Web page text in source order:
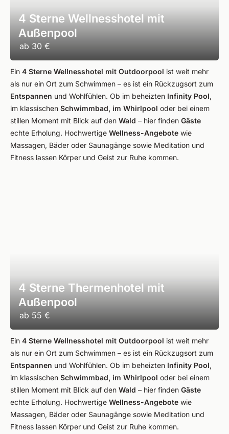
4 Sterne Wellnesshotel mit
Außenpool
ab 30 €
Ein 4 Sterne Wellnesshotel mit Outdoorpool ist weit mehr
als nur ein Ort zum Schwimmen – es ist ein Rückzugsort zum
Entspannen und Wohlfühlen. Ob im beheizten Infinity Pool,
im klassischen Schwimmbad, im Whirlpool oder bei einem
stillen Moment mit Blick auf den Wald – hier finden Gäste
echte Erholung. Hochwertige Wellness-Angebote wie
Massagen, Bäder oder Saunagänge sowie Meditation und
Fitness lassen Körper und Geist zur Ruhe kommen.
4 Sterne Thermenhotel mit
Außenpool
ab 55 €
Ein 4 Sterne Wellnesshotel mit Outdoorpool ist weit mehr
als nur ein Ort zum Schwimmen – es ist ein Rückzugsort zum
Entspannen und Wohlfühlen. Ob im beheizten Infinity Pool,
im klassischen Schwimmbad, im Whirlpool oder bei einem
stillen Moment mit Blick auf den Wald – hier finden Gäste
echte Erholung. Hochwertige Wellness-Angebote wie
Massagen, Bäder oder Saunagänge sowie Meditation und
Fitness lassen Körper und Geist zur Ruhe kommen.